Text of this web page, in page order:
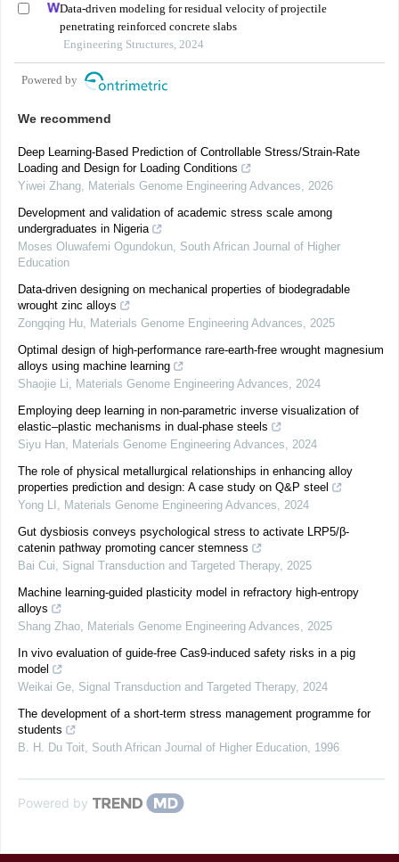
Data-driven modeling for residual velocity of projectile
penetrating reinforced concrete slabs
Engineering Structures, 2024
Powered by
We recommend
Deep Learning-Based Prediction of Controllable Stress/Strain-Rate
Loading and Design for Loading Conditions
Yiwei Zhang Materials Genome Engineering Advances
2026
Development and validation of academic stress scale among
undergraduates in Nigeria
Moses Oluwafemi Ogundokun South African Journal of Higher
Education
Data-driven designing on mechanical properties of biodegradable
wrought zinc alloys
Zongqing Hu Materials Genome Engineering Advances
2025
Optimal design of high-performance rare-earth-free wrought magnesium
alloys using machine learning
Shaojie Li
Materials Genome Engineering Advances
2024
Employing deep learning in non-parametric inverse visualization of
elastic–plastic mechanisms in dual-phase steels
Siyu Han Materials Genome Engineering Advances
2024
The role of physical metallurgical relationships in enhancing alloy
properties prediction and design: A case study on Q&P steel
Yong LI
Materials Genome Engineering Advances
2024
Gut dysbiosis conveys psychological stress to activate LRP5/β-
catenin pathway promoting cancer stemness
Bai Cui
Signal Transduction and Targeted Therapy, 2025
Machine learning-guided plasticity model in refractory high-entropy
alloys
Shang Zhao Materials Genome Engineering Advances
2025
In vivo evaluation of guide-free Cas9-induced safety risks in a pig
model
Weikai Ge Signal Transduction and Targeted Therapy, 2024
The development of a short-term stress management programme for
students
B. H. Du Toit South African Journal of Higher Education 1996
Powered by